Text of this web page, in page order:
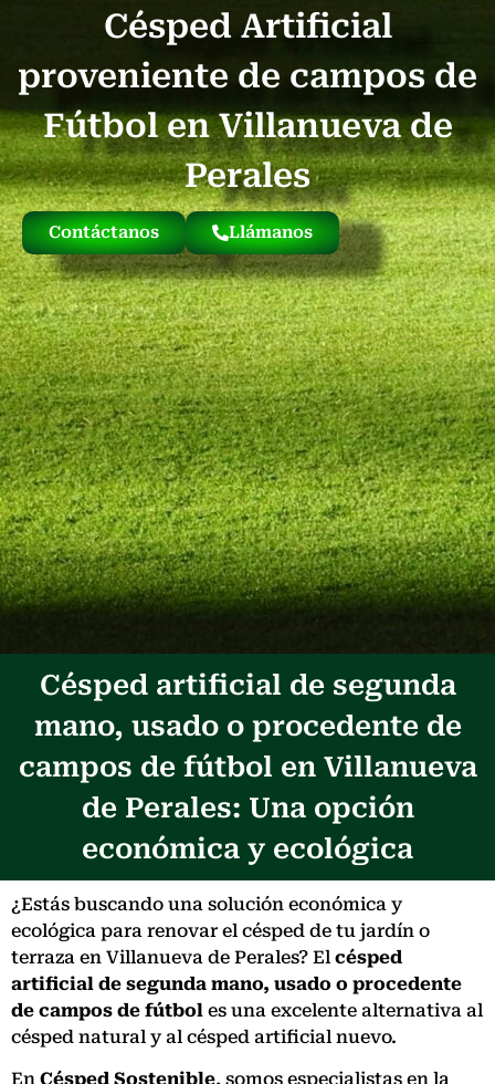
Césped Artificial
proveniente de campos de
Fútbol en Villanueva de
Perales
Contáctanos Llámanos
Césped artificial de segunda
mano, usado o procedente de
campos de fútbol en Villanueva
de Perales: Una opción
económica y ecológica
¿Estás buscando una solución económica y
ecológica para renovar el césped de tu jardín o
terraza en Villanueva de Perales? El césped
artificial de segunda mano, usado o procedente
de campos de fútbol es una excelente alternativa al
césped natural y al césped artificial nuevo.
En Césped Sostenible, somos especialistas en la